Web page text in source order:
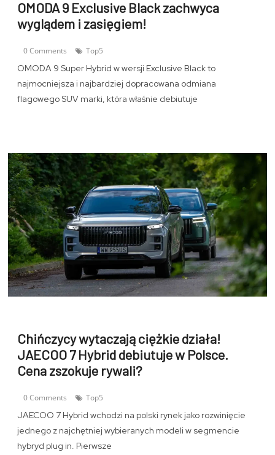
OMODA 9 Exclusive Black zachwyca
wyglądem i zasięgiem!
0 Comments Top5
OMODA 9 Super Hybrid w wersji Exclusive Black to
najmocniejsza i najbardziej dopracowana odmiana
flagowego SUV marki, która właśnie debiutuje
Chińczycy wytaczają ciężkie działa!
JAECOO 7 Hybrid debiutuje w Polsce.
Cena zszokuje rywali?
0 Comments Top5
JAECOO 7 Hybrid wchodzi na polski rynek jako rozwinięcie
jednego z najchętniej wybieranych modeli w segmencie
hybryd plug in. Pierwsze